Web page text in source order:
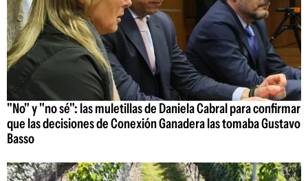
"No" y "no sé": las muletillas de Daniela Cabral para confirmar
que las decisiones de Conexión Ganadera las tomaba Gustavo
Basso